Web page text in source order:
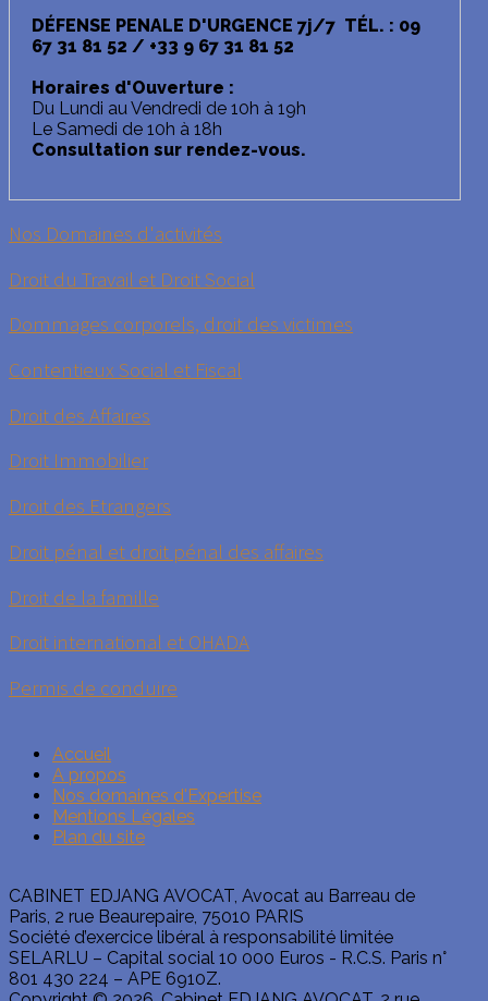
DÉFENSE PENALE D'URGENCE 7j/7 TÉL. : 09
67 31 81 52 / +33 9 67 31 81 52
Horaires d'Ouverture :
Du Lundi au Vendredi de 10h à 19h
Le Samedi de 10h à 18h
Consultation sur rendez-vous.
Nos Domaines d'activités
Droit du Travail et Droit Social
Dommages corporels, droit des victimes
Contentieux Social et Fiscal
Droit des Affaires
Droit Immobilier
Droit des Etrangers
Droit pénal et droit pénal des affaires
Droit de la famille
Droit international et OHADA
Permis de conduire
Accueil
A propos
Nos domaines d'Expertise
Mentions Légales
Plan du site
CABINET EDJANG AVOCAT, Avocat au Barreau de
Paris, 2 rue Beaurepaire, 75010 PARIS
Société d’exercice libéral à responsabilité limitée
SELARLU – Capital social 10 000 Euros - R.C.S. Paris n°
801 430 224 – APE 6910Z.